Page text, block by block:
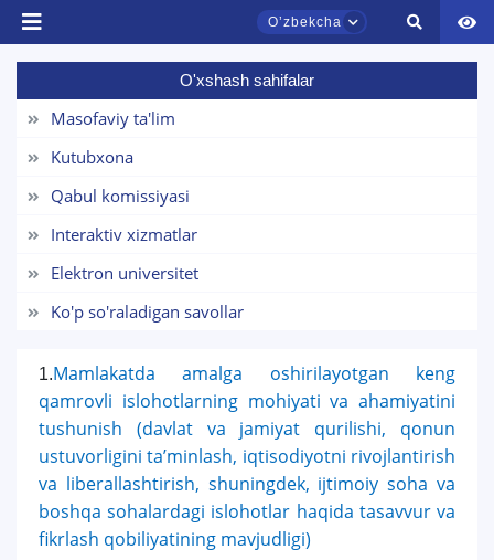
Oʼzbekcha
O'xshash sahifalar
Masofaviy ta'lim
Kutubxona
Qabul komissiyasi
Interaktiv xizmatlar
Elektron universitet
Ko'p so'raladigan savollar
1.Mamlakatda amalga oshirilayotgan keng
qamrovli islohotlarning mohiyati va ahamiyatini
tushunish (davlat va jamiyat qurilishi, qonun
ustuvorligini ta’minlash, iqtisodiyotni rivojlantirish
va liberallashtirish, shuningdek, ijtimoiy soha va
boshqa sohalardagi islohotlar haqida tasavvur va
fikrlash qobiliyatining mavjudligi)
TDYU qabul murojaatlari chati
chatiga xush kelibsiz.
chatda qoldiring.
Mavzuni tanlang — keyin shu mavzudagi aniq
1. Hujjatlar (bakalavr) (5) 2. Hujjatlar (magistr) (4)
3. Suhbat (bakalavr) (8) 4. Suhbat (magistr) (5)
6. Elektron ariza (16)
7. Call-center (4) 8. Bakalavriat kvotasi (3)
9. Magistratura kvotasi (4) ✉️ Adminga yozish